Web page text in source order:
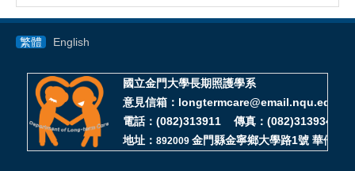
繁體 English
國立金門大學長期照護學系
意見信箱：longtermcare@email.nqu.edu.tw
電話：(082)313911 傳真：(082)313934
地址： 892009 金門縣金寧鄉大學路1號 華僑大